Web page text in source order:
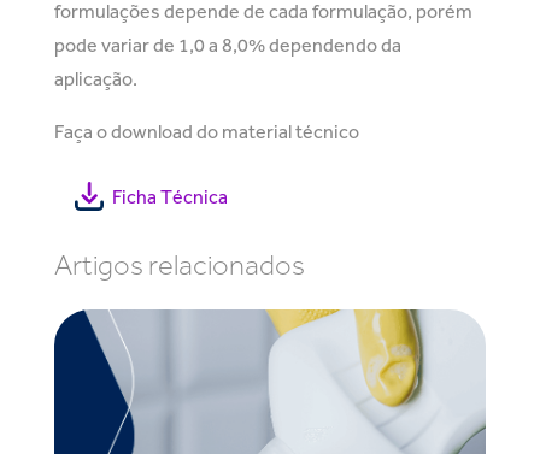
formulações depende de cada formulação, porém
pode variar de 1,0 a 8,0% dependendo da
aplicação.
Faça o download do material técnico
Ficha Técnica
Artigos relacionados